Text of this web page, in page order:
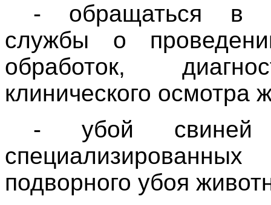
- обращаться в
службы о
обработок,
клинического осмотра
- убой свиней
подворного убоя